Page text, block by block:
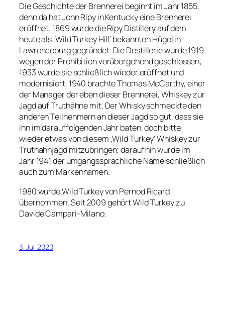
Die Geschichte der Brennerei beginnt im Jahr 1855,
denn da hat John Ripy in Kentucky eine Brennerei
eröffnet. 1869 wurde die Ripy Distillery auf dem
heute als ‚Wild Turkey Hill‘ bekannten Hügel in
Lawrenceburg gegründet. Die Destillerie wurde 1919
wegen der Prohibition vorübergehend geschlossen;
1933 wurde sie schließlich wieder eröffnet und
modernisiert. 1940 brachte Thomas McCarthy, einer
der Manager der eben dieser Brennerei, Whiskey zur
Jagd auf Truthähne mit. Der Whisky schmeckte den
anderen Teilnehmern an dieser Jagd so gut, dass sie
ihn im darauffolgenden Jahr baten, doch bitte
wieder etwas von diesem ‚Wild Turkey‘ Whiskey zur
Truthahnjagd mitzubringen; daraufhin wurde im
Jahr 1941 der umgangssprachliche Name schließlich
auch zum Markennamen.
1980 wurde Wild Turkey von Pernod Ricard
übernommen. Seit 2009 gehört Wild Turkey zu
Davide Campari-Milano.
3. Juli 2020